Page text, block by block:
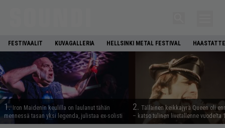
FESTIVAALIT KUVAGALLERIA HELLSINKI METAL FESTIVAL
1. Iron Maidenin keulilla on laulanut tähän
mennessä tasan yksi legenda, julistaa ex-solisti
2. Tällainen keikkajyrä Queen oli
– katso tulinen livetallenne vuodelta